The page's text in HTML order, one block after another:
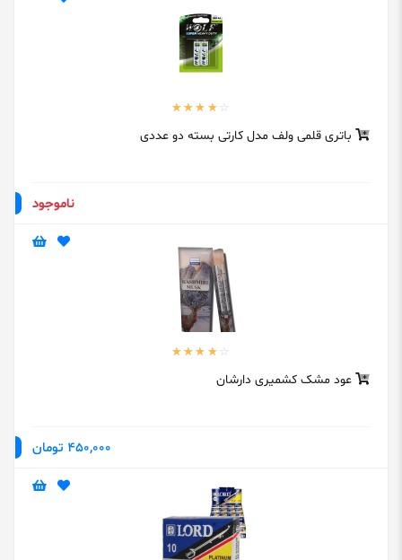
باتری قلمی ولف مدل کارتی بسته دو عددی
ناموجود
عود مشک کشمیری دارشان
450,000 تومان